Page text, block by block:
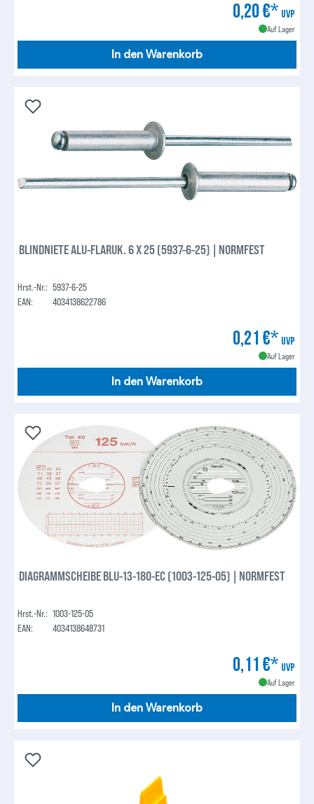
0,20 €* UVP
Auf Lager
In den Warenkorb
BLINDNIETE ALU-FLARUK. 6 X 25 (5937-6-25) | NORMFEST
Hrst.-Nr.: 5937-6-25
EAN:
4034138622786
0,21 €* UVP
Auf Lager
In den Warenkorb
DIAGRAMMSCHEIBE BLU-13-180-EC (1003-125-05) | NORMFEST
Hrst.-Nr.: 1003-125-05
EAN:
4034138648731
0,11 €* UVP
Auf Lager
In den Warenkorb